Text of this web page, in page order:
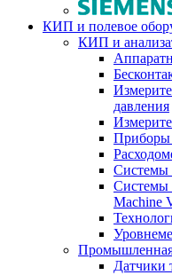
КИП и полевое
КИП и
давления
Приборы
Системы
Системы
Machine
Промышленная
Датчики